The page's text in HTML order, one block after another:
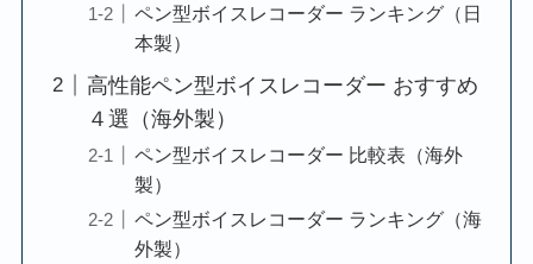
ペン型ボイスレコーダー ランキング（日
本製）
高性能ペン型ボイスレコーダー おすすめ
４選（海外製）
ペン型ボイスレコーダー 比較表（海外
製）
ペン型ボイスレコーダー ランキング（海
外製）